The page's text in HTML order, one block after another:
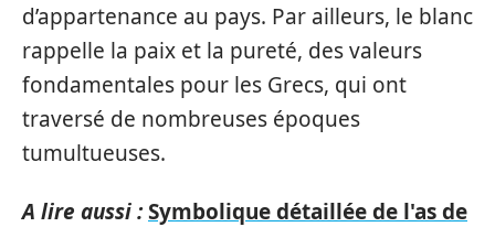
d’appartenance au pays. Par ailleurs, le blanc
rappelle la paix et la pureté, des valeurs
fondamentales pour les Grecs, qui ont
traversé de nombreuses époques
tumultueuses.
A lire aussi :Symbolique détaillée de l'as de